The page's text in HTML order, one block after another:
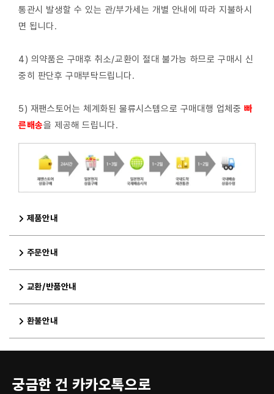
통관시 발생할 수 있는 관/부가세는 개별 안내에 따라 지불하시
면 됩니다.
4) 의약품은 구매후 취소/교환이 절대 불가능 하므로 구매시 신
중히 판단후 구매부탁드립니다.
5) 재팬스토어는 체계화된 물류시스템으로 구매대행 업체중빠
른배송을 제공해 드립니다.
제품안내
주문안내
교환/반품안내
환불안내
궁금한 건 카카오톡으로